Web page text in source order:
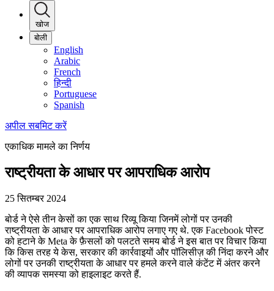
खोज
बोली
English
Arabic
French
हिन्दी
Portuguese
Spanish
अपील सबमिट करें
एकाधिक मामले का निर्णय
राष्ट्रीयता के आधार पर आपराधिक आरोप
25 सितम्बर 2024
बोर्ड ने ऐसे तीन केसों का एक साथ रिव्यू किया जिनमें लोगों पर उनकी
राष्ट्रीयता के आधार पर आपराधिक आरोप लगाए गए थे. एक Facebook पोस्ट
को हटाने के Meta के फ़ैसलों को पलटते समय बोर्ड ने इस बात पर विचार किया
कि किस तरह ये केस, सरकार की कार्रवाइयों और पॉलिसीज़ की निंदा करने और
लोगों पर उनकी राष्ट्रीयता के आधार पर हमले करने वाले कंटेंट में अंतर करने
की व्यापक समस्या को हाइलाइट करते हैं.